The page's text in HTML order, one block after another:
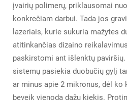
įvairių polimerų, priklausomai
konkrečiam darbui. Tada jos
lazeriais, kurie sukuria mažytes
atitinkančias dizaino
paskirstomi ant išlenktų
sistemų pasiekia duobučių gylį
ar minus apie 2 mikronus, dėl ko
beveik vienoda dažų kiekis.